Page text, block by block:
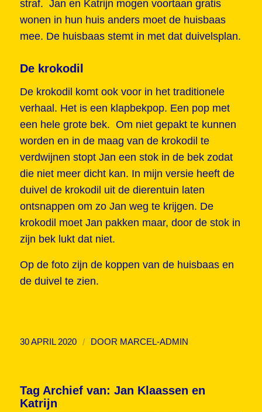
straf. Jan en Katrijn mogen voortaan gratis
wonen in hun huis anders moet de huisbaas
mee. De huisbaas stemt in met dat duivelsplan.
De krokodil
De krokodil komt ook voor in het traditionele
verhaal. Het is een klapbekpop. Een pop met
een hele grote bek. Om niet gepakt te kunnen
worden en in de maag van de krokodil te
verdwijnen stopt Jan een stok in de bek zodat
die niet meer dicht kan. In mijn versie heeft de
duivel de krokodil uit de dierentuin laten
ontsnappen om zo Jan weg te krijgen. De
krokodil moet Jan pakken maar, door de stok in
zijn bek lukt dat niet.
Op de foto zijn de koppen van de huisbaas en
de duivel te zien.
30 APRIL 2020 / DOOR MARCEL-ADMIN
Tag Archief van: Jan Klaassen en
Katrijn